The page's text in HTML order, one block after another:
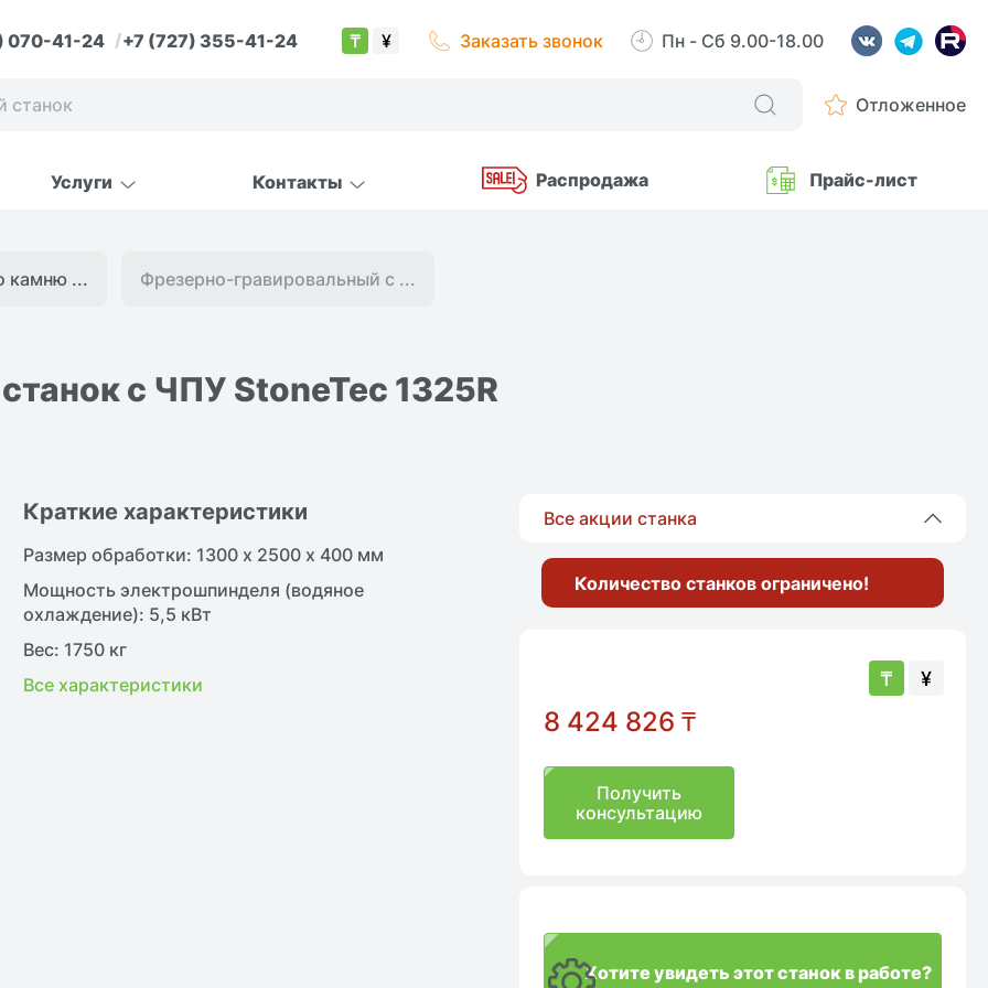
070-41-24 +7 (727) 355-41-24 ₸ ¥ Заказать звонок Пн - Сб 9.00-18.00
Отложенное
Услуги Контакты Распродажа Прайс-лист
камню ... Фрезерно-гравировальный с ...
с ЧПУ StoneTec 1325R
Краткие характеристики
Размер обработки: 1300 х 2500 х 400 мм
Мощность электрошпинделя (водяное
охлаждение): 5,5 кВт
Вес: 1750 кг
Все характеристики
Все акции станка
Количество станков ограничено!
₸ ¥
8 424 826 ₸
Получить
консультацию
Хотите увидеть этот станок в работе?